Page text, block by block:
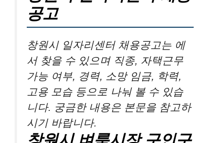
공고
창원시 일자리센터 채용공고는 에
서 찾을 수 있으며 직종, 자택근무
가능 여부, 경력, 소망 임금, 학력,
고용 모습 등으로 나눠 볼 수 있습
니다. 궁금한 내용은 본문을 참고하
시기 바랍니다.